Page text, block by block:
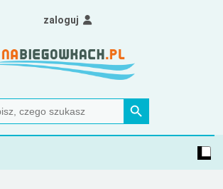
miłośników narciarstwa biegowego
Search Button
zaloguj